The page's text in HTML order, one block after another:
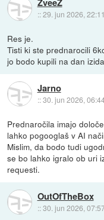
::29. jun 2026, 22:11
Res je.
Tisti ki ste prednarocili
jo bodo kupili na dan
Jarno
::30. jun 2026,
Prednaročila imajo
lahko pogooglaš v AI
Mislim, da bodo tudi
se bo lahko igralo ob uri
requesti.
OutOfTheBox
::30. jun 2026,